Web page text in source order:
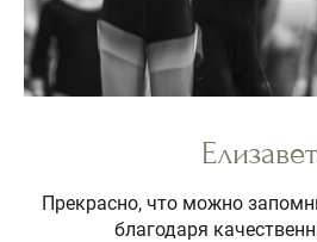
Прекрасно, что можно
благодаря